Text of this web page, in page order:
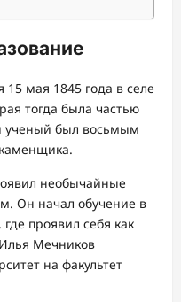
мая 1845 года в селе
тогда была частью
ученый был восьмым
необычайные
Он начал обучение в
проявил себя как
Мечников
на факультет